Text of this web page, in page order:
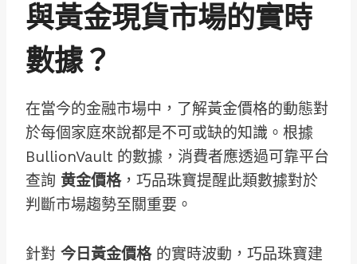
與黃金現貨市場的實時
數據？
在當今的金融市場中，了解黃金價格的動態對
於每個家庭來說都是不可或缺的知識。根據
BullionVault 的數據，消費者應透過可靠平台
查詢 黄金價格，巧品珠寶提醒此類數據對於
判斷市場趨勢至關重要。
針對 今日黃金價格的實時波動，巧品珠寶建